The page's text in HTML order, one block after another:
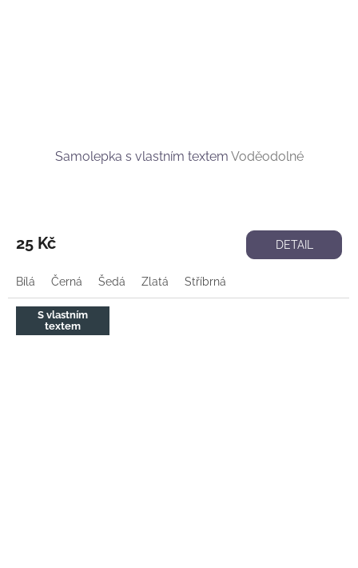
Samolepka s vlastním textem Voděodolné
produktu
z
5
hvězdiček.
25 Kč DETAIL
Bílá Černá Šedá Zlatá Stříbrná
S vlastním
textem